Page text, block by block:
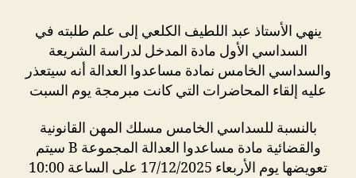
ينهي الأستاذ عبد اللطيف الكلعي إلى علم طلبته في
السداسي الأول مادة المدخل لدراسة الشريعة
والسداسي الخامس نمادة مساعدوا العدالة أنه سيتعذر
عليه إلقاء المحاضرات التي كانت مبرمجة يوم السبت
بالنسبة للسداسي الخامس مسلك المهن القانونية
والقضائية مادة مساعدوا العدالة المجموعة B سيتم
تعويضها يوم الأربعاء 17/12/2025 على الساعة 10:00